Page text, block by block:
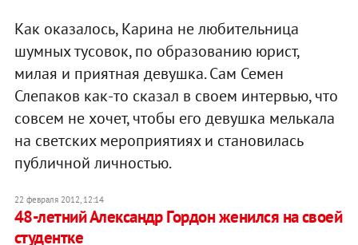
Как оказалось, Карина не любительница
шумных тусовок, по образованию юрист,
милая и приятная девушка. Сам Семен
Слепаков как-то сказал в своем интервью, что
совсем не хочет, чтобы его девушка мелькала
на светских мероприятиях и становилась
публичной личностью.
22 февраля 2012, 12:14
48-летний Александр Гордон женился на своей
студентке